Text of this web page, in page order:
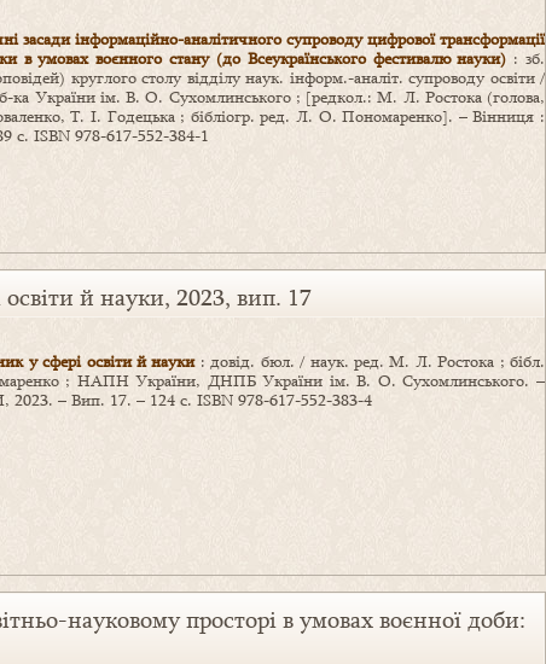
засади інформаційно-аналітичного супроводу цифрової трансформації
в умовах воєнного стану (до Всеукраїнського фестивалю науки) : зб.
круглого столу відділу наук. інформ.-аналіт. супроводу освіти /
ка України ім. В. О. Сухомлинського ; [редкол.: М. Л. Ростока (голова,
Т. І. Годецька ; бібліогр. ред. Л. О. Пономаренко]. – Вінниця :
с. ISBN 978-617-552-384-1
й науки, 2023, вип. 17
у сфері освіти й науки: довід. бюл. / наук. ред. М. Л. Ростока ; бібл.
; НАПН України, ДНПБ України ім. В. О. Сухомлинського. –
– Вип. 17. – 124 с. ISBN 978-617-552-383-4
науковому просторі в умовах воєнної доби: